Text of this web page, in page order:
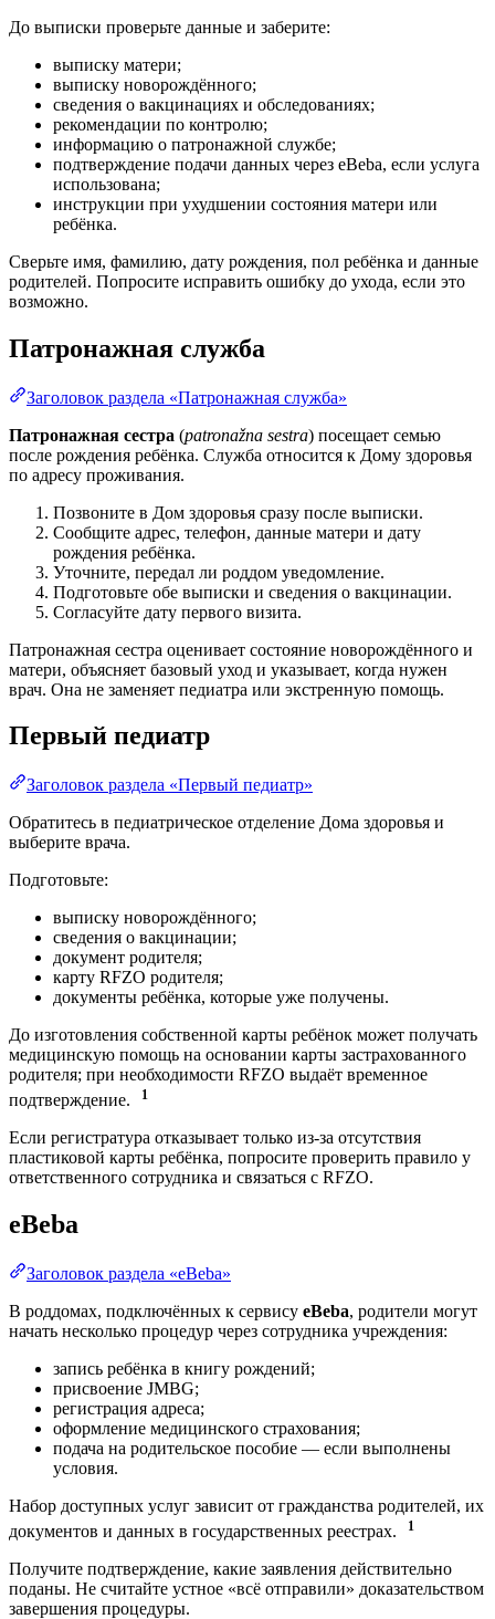
До выписки проверьте данные и заберите:
выписку матери;
выписку новорождённого;
сведения о вакцинациях и обследованиях;
рекомендации по контролю;
информацию о патронажной службе;
подтверждение подачи данных через eBeba, если услуга
использована;
инструкции при ухудшении состояния матери или
ребёнка.
Сверьте имя, фамилию, дату рождения, пол ребёнка и данные
родителей. Попросите исправить ошибку до ухода, если это
возможно.
Патронажная служба
Заголовок раздела «Патронажная служба»
Патронажная сестра (patronažna sestra) посещает семью
после рождения ребёнка. Служба относится к Дому здоровья
по адресу проживания.
Позвоните в Дом здоровья сразу после выписки.
Сообщите адрес, телефон, данные матери и дату
рождения ребёнка.
Уточните, передал ли роддом уведомление.
Подготовьте обе выписки и сведения о вакцинации.
Согласуйте дату первого визита.
Патронажная сестра оценивает состояние новорождённого и
матери, объясняет базовый уход и указывает, когда нужен
врач. Она не заменяет педиатра или экстренную помощь.
Первый педиатр
Заголовок раздела «Первый педиатр»
Обратитесь в педиатрическое отделение Дома здоровья и
выберите врача.
Подготовьте:
выписку новорождённого;
сведения о вакцинации;
документ родителя;
карту RFZO родителя;
документы ребёнка, которые уже получены.
До изготовления собственной карты ребёнок может получать
медицинскую помощь на основании карты застрахованного
родителя; при необходимости RFZO выдаёт временное
подтверждение.
1
Если регистратура отказывает только из-за отсутствия
пластиковой карты ребёнка, попросите проверить правило у
ответственного сотрудника и связаться с RFZO.
eBeba
Заголовок раздела «eBeba»
В роддомах, подключённых к сервису eBeba, родители могут
начать несколько процедур через сотрудника учреждения:
запись ребёнка в книгу рождений;
присвоение JMBG;
регистрация адреса;
оформление медицинского страхования;
подача на родительское пособие — если выполнены
условия.
Набор доступных услуг зависит от гражданства родителей, их
документов и данных в государственных реестрах.
1
Получите подтверждение, какие заявления действительно
поданы. Не считайте устное «всё отправили» доказательством
завершения процедуры.